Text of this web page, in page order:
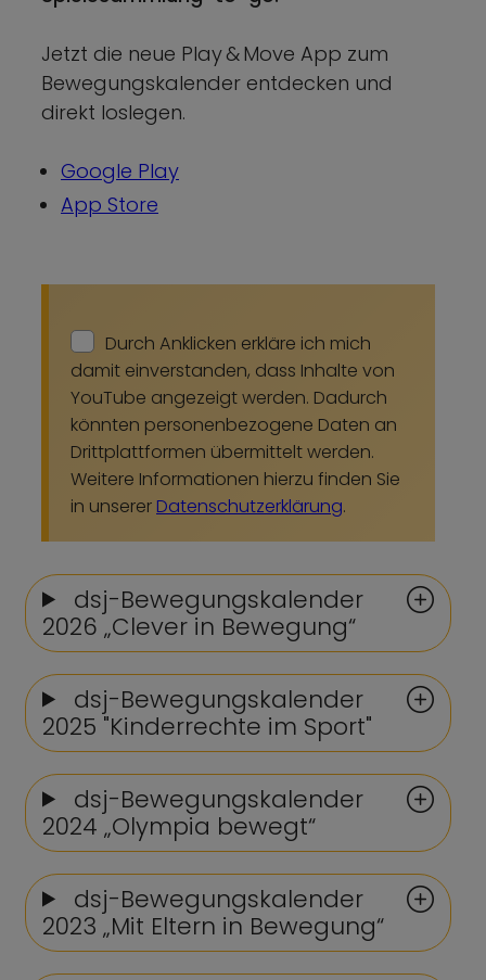
Jetzt die neue Play & Move App zum
Bewegungskalender entdecken und
direkt loslegen.
Google Play
App Store
Durch Anklicken erkläre ich mich
damit einverstanden, dass Inhalte von
YouTube angezeigt werden. Dadurch
könnten personenbezogene Daten an
Drittplattformen übermittelt werden.
Weitere Informationen hierzu finden Sie
in unserer Datenschutzerklärung.
dsj-Bewegungskalender
2026 „Clever in Bewegung“
dsj-Bewegungskalender
2025 "Kinderrechte im Sport"
dsj-Bewegungskalender
2024 „Olympia bewegt“
dsj-Bewegungskalender
2023 „Mit Eltern in Bewegung“